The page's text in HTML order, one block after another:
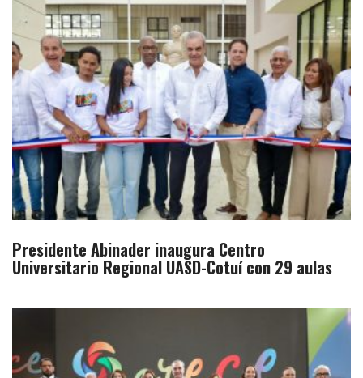
Presidente Abinader inaugura Centro
Universitario Regional UASD-Cotuí con 29 aulas